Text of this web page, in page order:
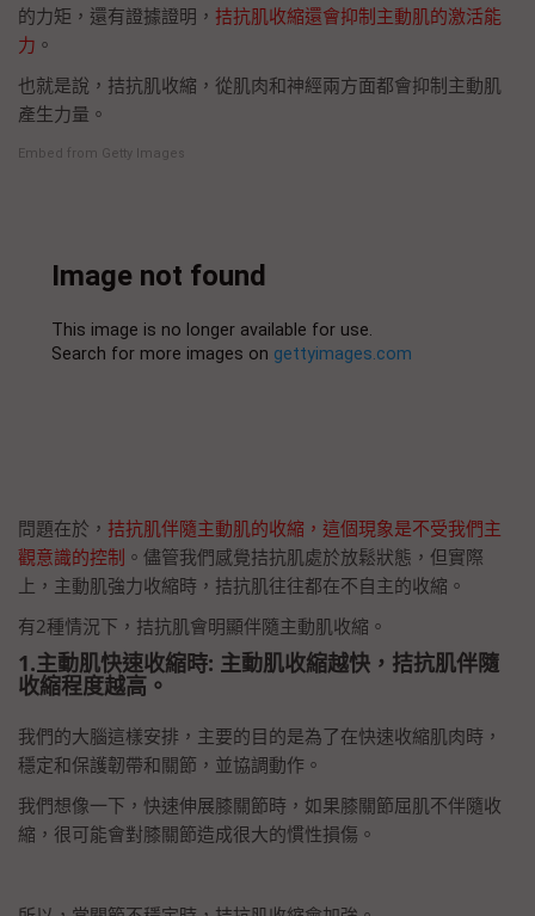
的力矩，還有證據證明， 拮抗肌收縮還會抑制主動肌的激活能
力 。
也就是說，拮抗肌收縮，從肌肉和神經兩方面都會抑制主動肌
產生力量。
Embed from Getty Images
問題在於， 拮抗肌伴隨主動肌的收縮，這個現象是不受我們主
觀意識的控制 。儘管我們感覺拮抗肌處於放鬆狀態，但實際
上，主動肌強力收縮時，拮抗肌往往都在不自主的收縮。
有2種情況下，拮抗肌會明顯伴隨主動肌收縮。
1.主動肌快速收縮時: 主動肌收縮越快，拮抗肌伴隨
收縮程度越高。
我們的大腦這樣安排，主要的目的是為了在快速收縮肌肉時，
穩定和保護韌帶和關節，並協調動作。
我們想像一下，快速伸展膝關節時，如果膝關節屈肌不伴隨收
縮，很可能會對膝關節造成很大的慣性損傷。